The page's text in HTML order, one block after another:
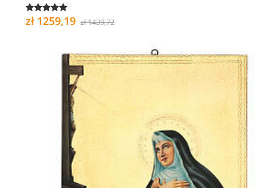
zł 1259,19 zł 1439,72